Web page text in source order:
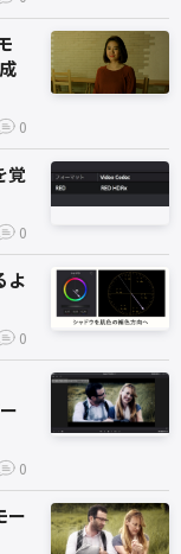
0
覚
0
よ
0
0
ー